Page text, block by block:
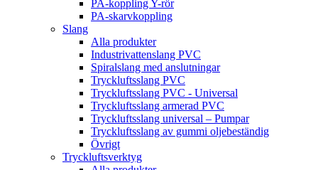
PA-koppling Y-rör
PA-skarvkoppling
Slang
Alla produkter
Industrivattenslang PVC
Spiralslang med anslutningar
Tryckluftsslang PVC
Tryckluftsslang PVC - Universal
Tryckluftsslang armerad PVC
Tryckluftsslang universal – Pumpar
Tryckluftsslang av gummi oljebeständig
Övrigt
Tryckluftsverktyg